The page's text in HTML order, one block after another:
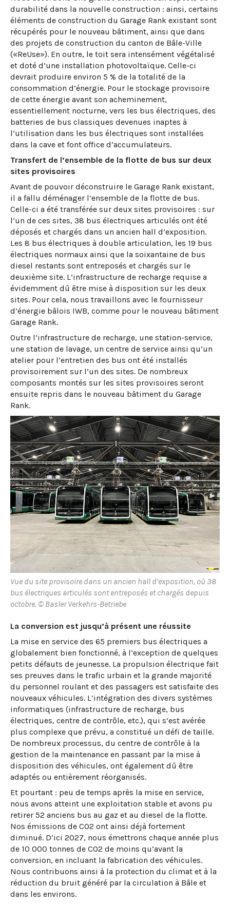
durabilité dans la nouvelle construction : ainsi, certains
éléments de construction du Garage Rank existant sont
récupérés pour le nouveau bâtiment, ainsi que dans
des projets de construction du canton de Bâle-Ville
(«ReUse»). En outre, le toit sera intensément végétalisé
et doté d’une installation photovoltaïque. Celle-ci
devrait produire environ 5 % de la totalité de la
consommation d’énergie. Pour le stockage provisoire
de cette énergie avant son acheminement,
essentiellement nocturne, vers les bus électriques, des
batteries de bus classiques devenues inaptes à
l’utilisation dans les bus électriques sont installées
dans la cave et font office d’accumulateurs.
Transfert de l’ensemble de la flotte de bus sur deux
sites provisoires
Avant de pouvoir déconstruire le Garage Rank existant,
il a fallu déménager l’ensemble de la flotte de bus.
Celle-ci a été transférée sur deux sites provisoires : sur
l’un de ces sites, 38 bus électriques articulés ont été
déposés et chargés dans un ancien hall d’exposition.
Les 8 bus électriques à double articulation, les 19 bus
électriques normaux ainsi que la soixantaine de bus
diesel restants sont entreposés et chargés sur le
deuxième site. L’infrastructure de recharge requise a
évidemment dû être mise à disposition sur les deux
sites. Pour cela, nous travaillons avec le fournisseur
d’énergie bâlois IWB, comme pour le nouveau bâtiment
Garage Rank.
Outre l’infrastructure de recharge, une station-service,
une station de lavage, un centre de service ainsi qu’un
atelier pour l’entretien des bus ont été installés
provisoirement sur l’un des sites. De nombreux
composants montés sur les sites provisoires seront
ensuite repris dans le nouveau bâtiment du Garage
Rank.
Vue du site provisoire dans un ancien hall d’exposition, où 38
bus électriques articulés sont entreposés et chargés depuis
octobre. © Basler Verkehrs-Betriebe
La conversion est jusqu’à présent une réussite
La mise en service des 65 premiers bus électriques a
globalement bien fonctionné, à l’exception de quelques
petits défauts de jeunesse. La propulsion électrique fait
ses preuves dans le trafic urbain et la grande majorité
du personnel roulant et des passagers est satisfaite des
nouveaux véhicules. L’intégration des divers systèmes
informatiques (infrastructure de recharge, bus
électriques, centre de contrôle, etc.), qui s’est avérée
plus complexe que prévu, a constitué un défi de taille.
De nombreux processus, du centre de contrôle à la
gestion de la maintenance en passant par la mise à
disposition des véhicules, ont également dû être
adaptés ou entièrement réorganisés.
Et pourtant : peu de temps après la mise en service,
nous avons atteint une exploitation stable et avons pu
retirer 52 anciens bus au gaz et au diesel de la flotte.
Nos émissions de CO2 ont ainsi déjà fortement
diminué. D’ici 2027, nous émettrons chaque année plus
de 10 000 tonnes de CO2 de moins qu’avant la
conversion, en incluant la fabrication des véhicules.
Nous contribuons ainsi à la protection du climat et à la
réduction du bruit généré par la circulation à Bâle et
dans les environs.